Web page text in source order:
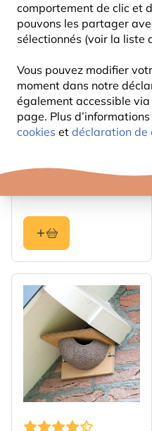
comportement de clic et
pouvons les partager
sélectionnés (voir la liste
Vous pouvez modifier
moment dans notre
également accessible via
page. Plus d’informations
cookies et déclaration de
16